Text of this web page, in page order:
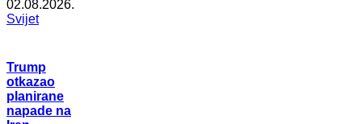
02.08.2026.
Svijet
Trump
otkazao
planirane
napade na